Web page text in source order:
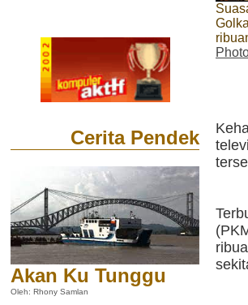
Cerita Pendek
Akan Ku Tunggu
Oleh: Rhony Samlan